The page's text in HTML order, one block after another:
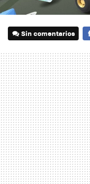
Sin comentarios